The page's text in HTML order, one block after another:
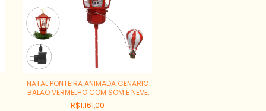
NATAL PONTEIRA ANIMADA CENARIO
BALAO VERMELHO COM SOM E NEVE
42X23X20 CM REF:57023001
R$1.161,00